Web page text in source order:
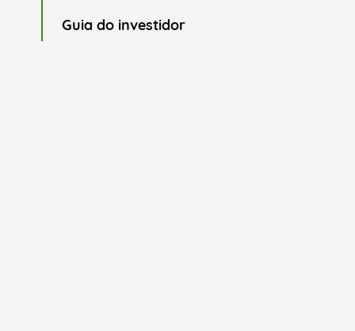
Guia do investidor